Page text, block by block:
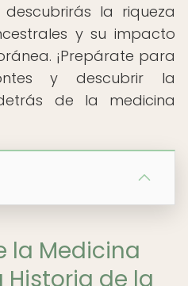
descubrirás la riqueza
y su impacto
¡Prepárate para
y descubrir la
de la medicina
la Medicina
de la